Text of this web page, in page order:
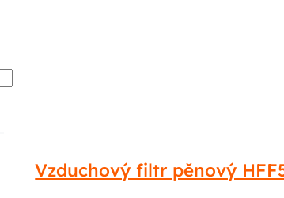
Vzduchový filtr pěnový